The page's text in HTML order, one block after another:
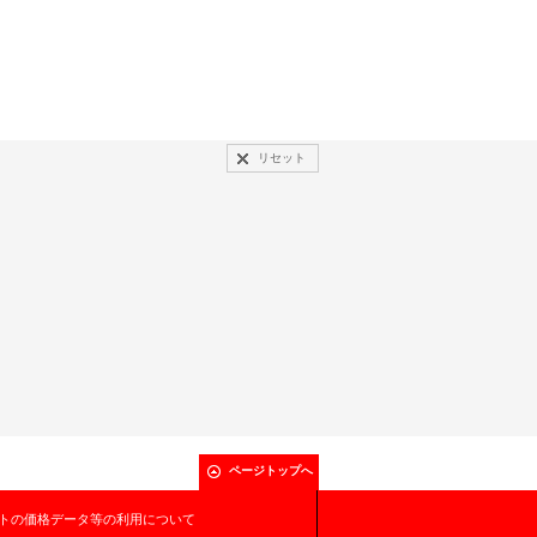
リセット
ページトップへ
の価格データ等の利用について